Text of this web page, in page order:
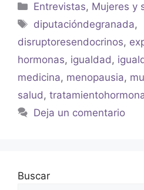
Entrevistas, Mujeres y
diputacióndegranada,
disruptoresendocrinos,
hormonas, igualdad,
medicina, menopausia,
salud,
Deja un comentario
Buscar